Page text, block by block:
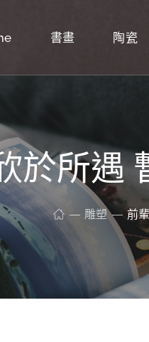
書畫 陶瓷
於所遇
雕塑 前